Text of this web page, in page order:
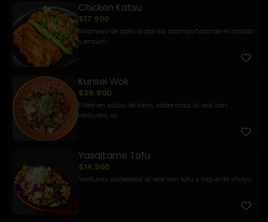
Chicken Katsu
$17.900
Milanesa de pollo al panko, acompañada de ensalada
y encurti...
Kunsei Wok
$26.900
Filete en salsa de lomo, sobre arroz al wok con
verduras, al...
Yasaitame Tofu
$14.900
Verduras salteadas al wok con tofu y toque de shoyu